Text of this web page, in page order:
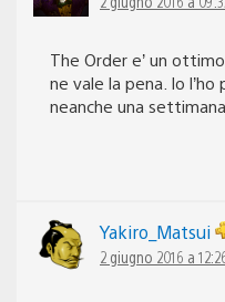
The Order e’ un
ne vale la pena. Io
neanche una
Yakiro_Matsui
2 giugno 2016 a